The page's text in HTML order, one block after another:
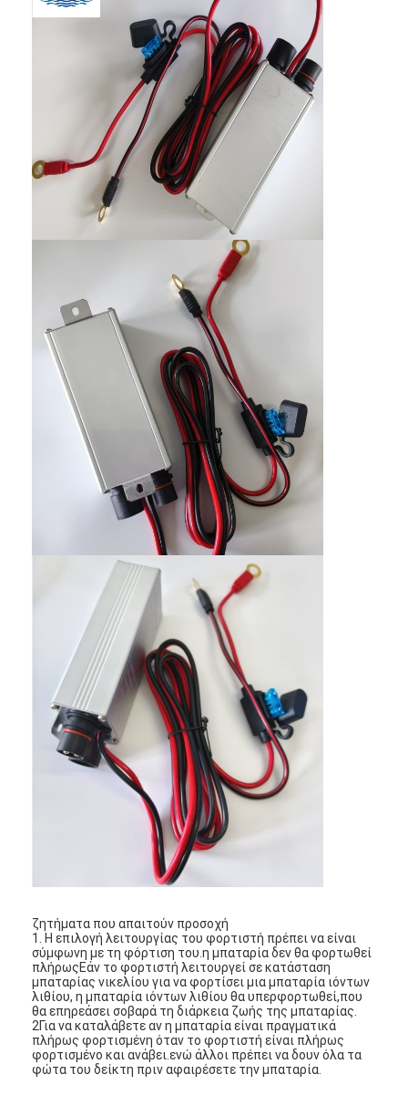
Αρχική Σελίδα
Προϊόντα
Σχετικά με εμάς
Γύρος εργοστασίων
Ποιοτικός έλεγχος
Ζητήστε ένα απόσπασμα
Θερμαντήρες κινητήρων αυτοκινήτων
Προθέρμανση ηλεκτρικού κινητήρα
Προθέρμανση ψυκτικού του κινητήρα
Θερμαντήρες δεξαμενών πετρελαίου
Θέρμανση ανεμιστήρα PTC
Θέρμανση με μπαταρία λιθίου
Συσκευές φόρτισης μπαταριών αποθήκευσης
Συμπλέκτες θερμαντήρων κινητήρων
ζητήματα που απαιτούν προσοχή
1. Η επιλογή λειτουργίας του φορτιστή πρέπει να είναι
σύμφωνη με τη φόρτιση του.η μπαταρία δεν θα φορτωθεί
πλήρωςΕάν το φορτιστή λειτουργεί σε κατάσταση
μπαταρίας νικελίου για να φορτίσει μια μπαταρία ιόντων
λιθίου, η μπαταρία ιόντων λιθίου θα υπερφορτωθεί,που
θα επηρεάσει σοβαρά τη διάρκεια ζωής της μπαταρίας.
2Για να καταλάβετε αν η μπαταρία είναι πραγματικά
πλήρως φορτισμένη όταν το φορτιστή είναι πλήρως
φορτισμένο και ανάβει.ενώ άλλοι πρέπει να δουν όλα τα
φώτα του δείκτη πριν αφαιρέσετε την μπαταρία.